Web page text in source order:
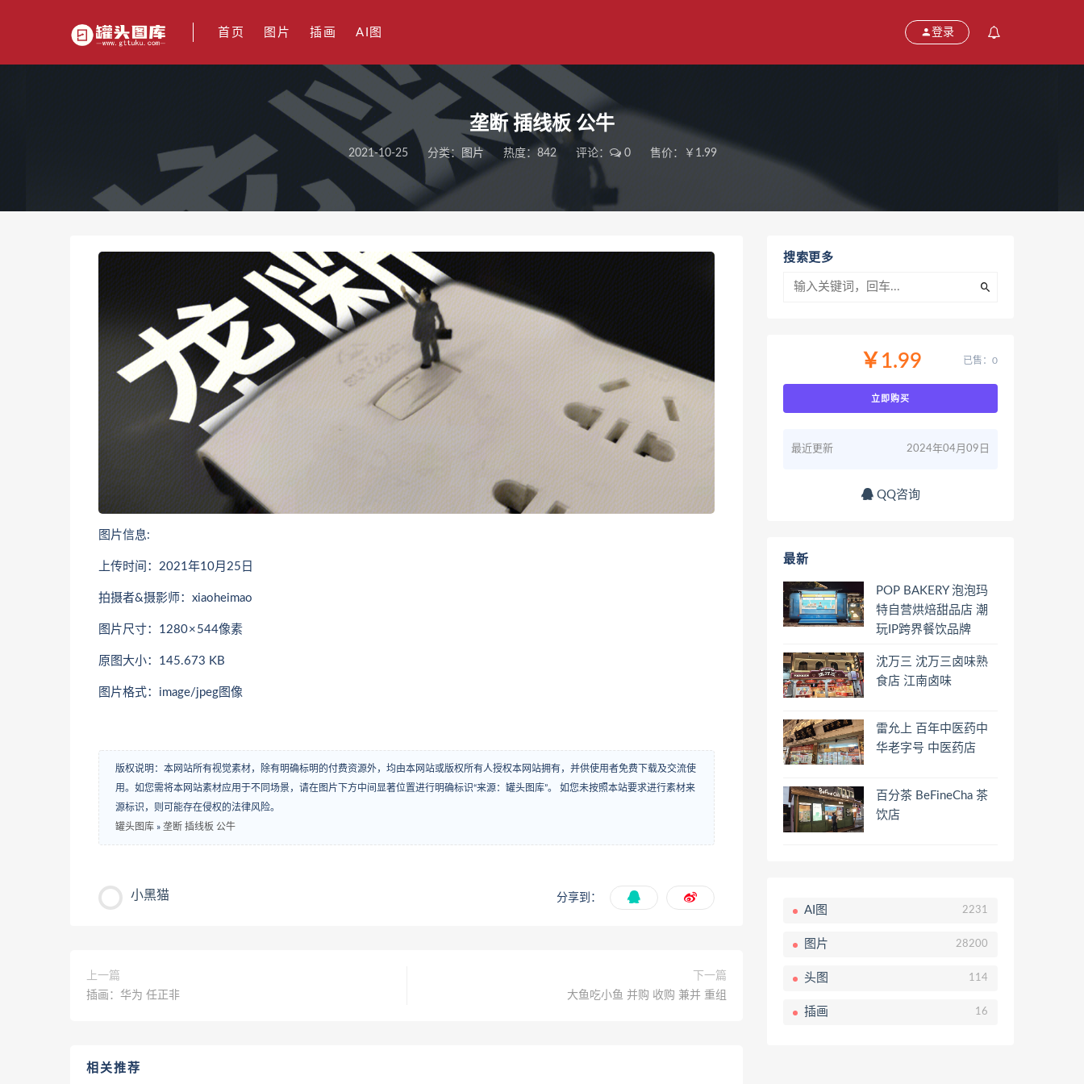
首页 图片 插画 AI图 登录
垄断 插线板 公牛
2021-10-25 分类： 图片 热度：842 评论： 0 售价：￥1.99
图片信息:
上传时间：2021年10月25日
拍摄者&摄影师：xiaoheimao
图片尺寸：1280 × 544像素
原图大小：145.673 KB
图片格式：image/jpeg图像
版权说明：本网站所有视觉素材，除有明确标明的付费资源外，均由本网站或版权所有人授权本网站拥有，并供使用者免费下载及交流使
用。如您需将本网站素材应用于不同场景，请在图片下方中间显著位置进行明确标识“来源：罐头图库”。 如您未按照本站要求进行素材来
源标识，则可能存在侵权的法律风险。
罐头图库 » 垄断 插线板 公牛
小黑猫 分享到：
上一篇
插画：华为 任正非
下一篇
大鱼吃小鱼 并购 收购 兼并 重组
相关推荐
搜索更多
￥1.99 已售：0
立即购买
最近更新 2024年04月09日
QQ咨询
最新
POP BAKERY 泡泡玛
特自营烘焙甜品店 潮
玩IP跨界餐饮品牌
沈万三 沈万三卤味熟
食店 江南卤味
雷允上 百年中医药中
华老字号 中医药店
百分茶 BeFineCha 茶
饮店
AI图 2231
图片 28200
头图 114
插画 16